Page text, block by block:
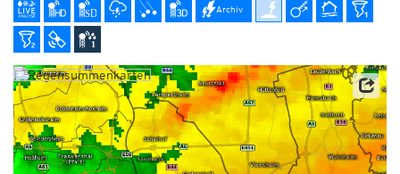
Archiv
Datenbasis: Deutscher Wetterdienst (DWD), Kachelmann GmbH